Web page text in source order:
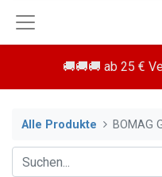
🚚🚚🚚 ab 25 €
Alle Produkte BOMAG